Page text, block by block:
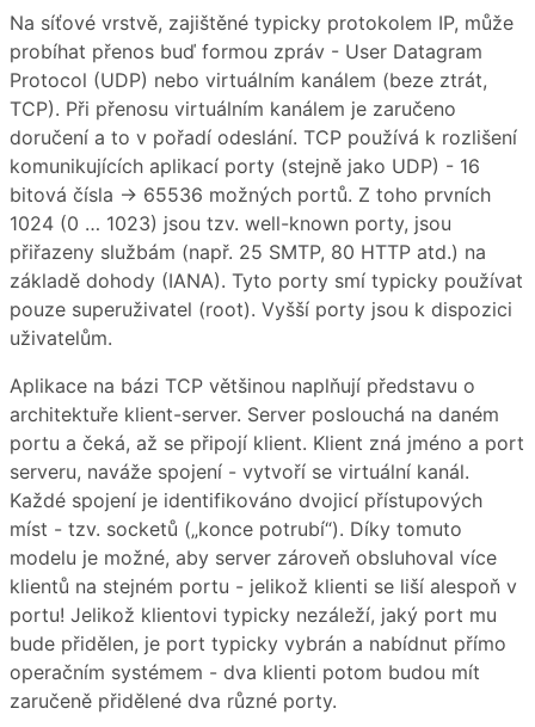
Na síťové vrstvě, zajištěné typicky protokolem IP, může
probíhat přenos buď formou zpráv - User Datagram
Protocol (UDP) nebo virtuálním kanálem (beze ztrát,
TCP). Při přenosu virtuálním kanálem je zaručeno
doručení a to v pořadí odeslání. TCP používá k rozlišení
komunikujících aplikací porty (stejně jako UDP) - 16
bitová čísla → 65536 možných portů. Z toho prvních
1024 (0 … 1023) jsou tzv. well-known porty, jsou
přiřazeny službám (např. 25 SMTP, 80 HTTP atd.) na
základě dohody (IANA). Tyto porty smí typicky používat
pouze superuživatel (root). Vyšší porty jsou k dispozici
uživatelům.
Aplikace na bázi TCP většinou naplňují představu o
architektuře klient-server. Server poslouchá na daném
portu a čeká, až se připojí klient. Klient zná jméno a port
serveru, naváže spojení - vytvoří se virtuální kanál.
Každé spojení je identifikováno dvojicí přístupových
míst - tzv. socketů („konce potrubí“). Díky tomuto
modelu je možné, aby server zároveň obsluhoval více
klientů na stejném portu - jelikož klienti se liší alespoň v
portu! Jelikož klientovi typicky nezáleží, jaký port mu
bude přidělen, je port typicky vybrán a nabídnut přímo
operačním systémem - dva klienti potom budou mít
zaručeně přidělené dva různé porty.